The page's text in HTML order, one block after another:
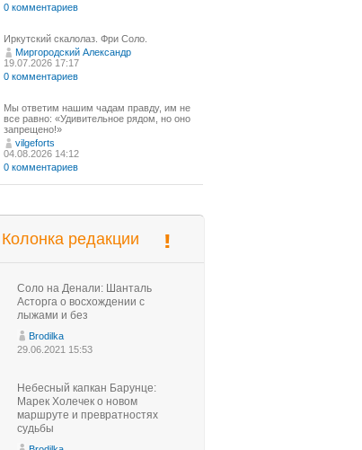
0 комментариев
Иркутский скалолаз. Фри Соло.
Миргородский Александр
19.07.2026 17:17
0 комментариев
Мы ответим нашим чадам правду, им не
все равно: «Удивительное рядом, но оно
запрещено!»
vilgeforts
04.08.2026 14:12
0 комментариев
Колонка редакции
Соло на Денали: Шанталь
Асторга о восхождении с
лыжами и без
Brodilka
29.06.2021 15:53
Небесный капкан Барунце:
Марек Холечек о новом
маршруте и превратностях
судьбы